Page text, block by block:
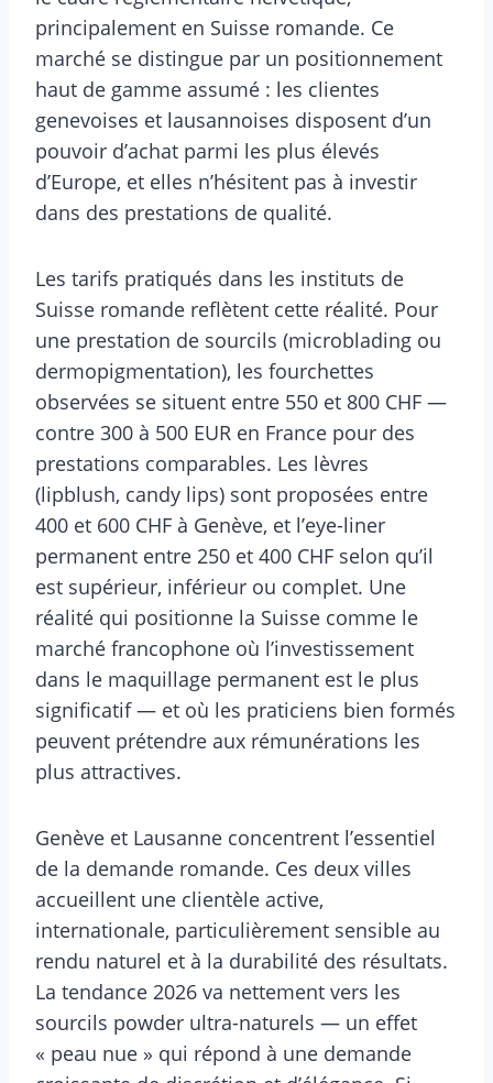
principalement en Suisse romande. Ce
marché se distingue par un positionnement
haut de gamme assumé : les clientes
genevoises et lausannoises disposent d’un
pouvoir d’achat parmi les plus élevés
d’Europe, et elles n’hésitent pas à investir
dans des prestations de qualité.
Les tarifs pratiqués dans les instituts de
Suisse romande reflètent cette réalité. Pour
une prestation de sourcils (microblading ou
dermopigmentation), les fourchettes
observées se situent entre 550 et 800 CHF —
contre 300 à 500 EUR en France pour des
prestations comparables. Les lèvres
(lipblush, candy lips) sont proposées entre
400 et 600 CHF à Genève, et l’eye-liner
permanent entre 250 et 400 CHF selon qu’il
est supérieur, inférieur ou complet. Une
réalité qui positionne la Suisse comme le
marché francophone où l’investissement
dans le maquillage permanent est le plus
significatif — et où les praticiens bien formés
peuvent prétendre aux rémunérations les
plus attractives.
Genève et Lausanne concentrent l’essentiel
de la demande romande. Ces deux villes
accueillent une clientèle active,
internationale, particulièrement sensible au
rendu naturel et à la durabilité des résultats.
La tendance 2026 va nettement vers les
sourcils powder ultra-naturels — un effet
« peau nue » qui répond à une demande